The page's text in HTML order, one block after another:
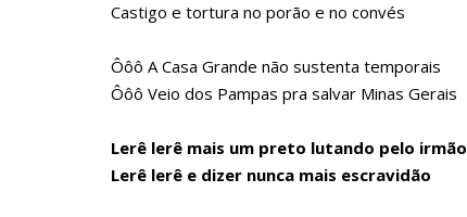
Castigo e tortura no porão e no convés
Ôôô A Casa Grande não sustenta temporais
Ôôô Veio dos Pampas pra salvar Minas Gerais
Lerê lerê mais um preto lutando pelo irmão
Lerê lerê e dizer nunca mais escravidão